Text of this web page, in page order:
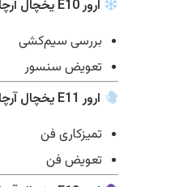
ارور E10 یخچال آرچلیک – سنسور فریزر
بررسی سیم‌کشی
تعویض سنسور
ارور E11 یخچال آرچلیک – فن فریزر
تمیزکاری فن
تعویض فن